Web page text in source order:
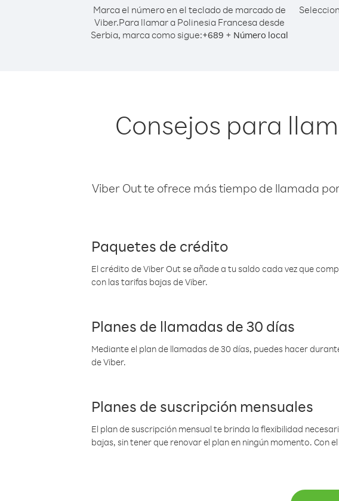
Marca el número en el teclado de marcado de
Viber.Para llamar a Polinesia Francesa desde
Serbia, marca como sigue:+689 + Número local
Consejos para
Viber Out te ofrece más tiempo de llamada
Paquetes de crédito
El crédito de Viber Out se añade a tu saldo cada vez que
con las tarifas bajas de Viber.
Planes de llamadas de 30 días
Mediante el plan de llamadas de 30 días, puedes hacer
de Viber.
Planes de suscripción mensuales
El plan de suscripción mensual te brinda la flexibilidad
bajas, sin tener que renovar el plan en ningún momento. Con